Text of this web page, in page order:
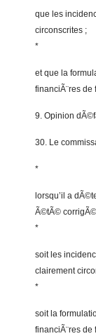
que les
circonscrites ;
*
et que la
financiÃ¨res
9. Opinion
30. Le
*
lorsqu’il a
Ã©tÃ©
*
soit les
clairement
*
soit la
financiÃ¨res